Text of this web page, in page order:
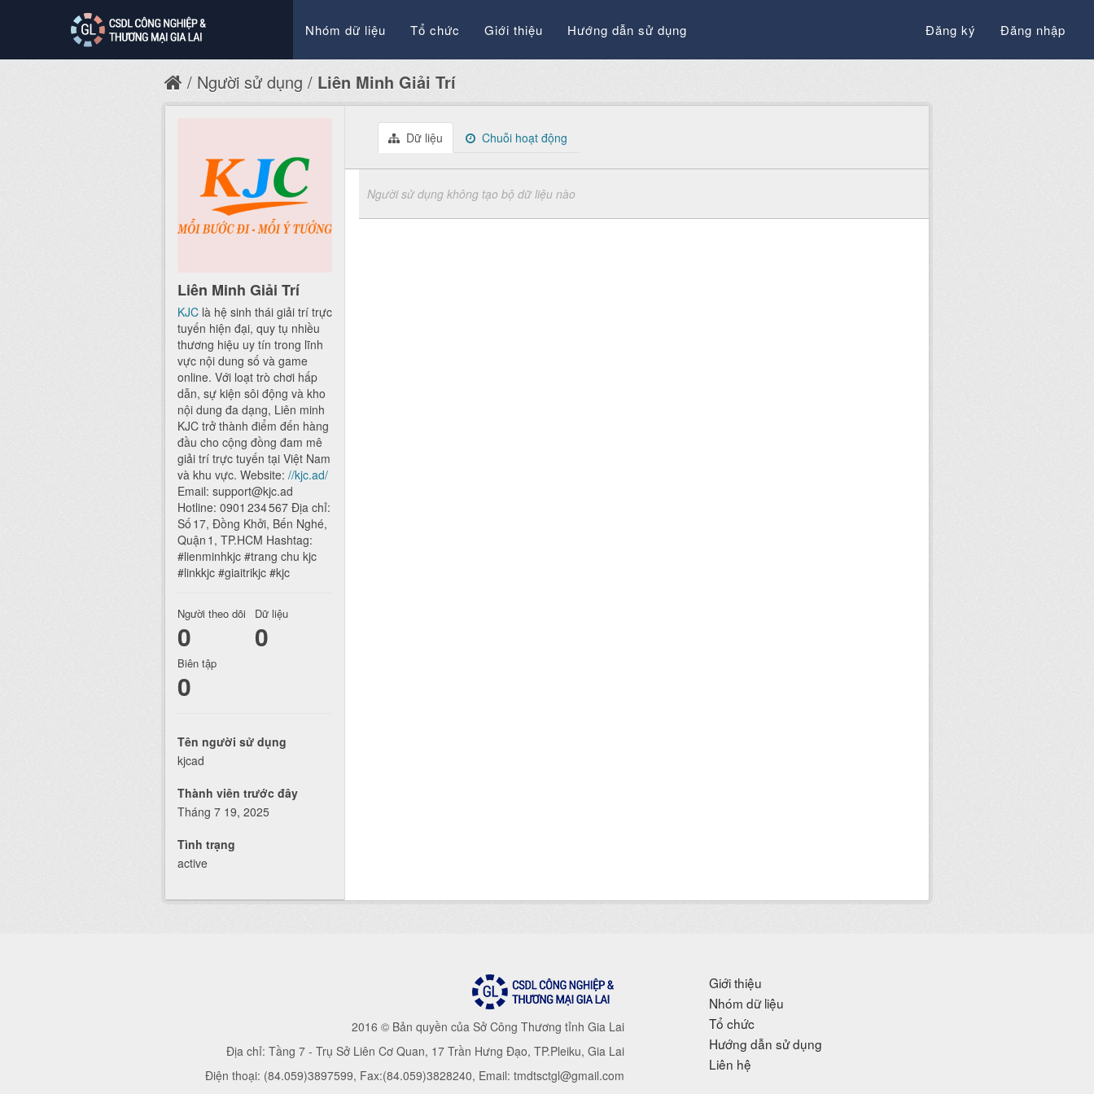
Nhóm dữ liệu Tổ chức Giới thiệu Hướng dẫn sử dụng Đăng ký Đăng nhập
Người sử dụng Liên Minh Giải Trí
Dữ liệu Chuỗi hoạt động
Người sử dụng không tạo bộ dữ liệu nào
Liên Minh Giải Trí
KJC là hệ sinh thái giải trí trực
tuyến hiện đại, quy tụ nhiều
thương hiệu uy tín trong lĩnh
vực nội dung số và game
online. Với loạt trò chơi hấp
dẫn, sự kiện sôi động và kho
nội dung đa dạng, Liên minh
KJC trở thành điểm đến hàng
đầu cho cộng đồng đam mê
giải trí trực tuyến tại Việt Nam
và khu vực. Website: //kjc.ad/
Email: support@kjc.ad
Hotline: 0901 234 567 Địa chỉ:
Số 17, Đồng Khởi, Bến Nghé,
Quận 1, TP.HCM Hashtag:
#lienminhkjc #trang chu kjc
#linkkjc #giaitrikjc #kjc
Người theo dõi
0
Dữ liệu
0
Biên tập
0
Tên người sử dụng
kjcad
Thành viên trước đây
Tháng 7 19, 2025
Tình trạng
active
2016 © Bản quyền của Sở Công Thương tỉnh Gia Lai
Địa chỉ: Tầng 7 - Trụ Sở Liên Cơ Quan, 17 Trần Hưng Đạo, TP.Pleiku, Gia Lai
Điện thoại: (84.059)3897599, Fax:(84.059)3828240, Email: tmdtsctgl@gmail.com
Giới thiệu
Nhóm dữ liệu
Tổ chức
Hướng dẫn sử dụng
Liên hệ